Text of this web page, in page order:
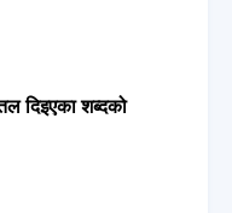
दिइएका शब्दको